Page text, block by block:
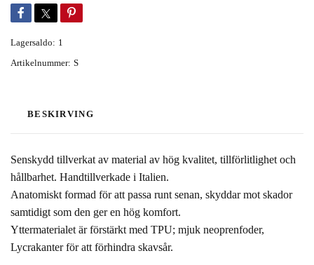
Lagersaldo: 1
Artikelnummer: S
BESKIRVING
Senskydd tillverkat av material av hög kvalitet, tillförlitlighet och
hållbarhet. Handtillverkade i Italien.
Anatomiskt formad för att passa runt senan, skyddar mot skador
samtidigt som den ger en hög komfort.
Yttermaterialet är förstärkt med TPU; mjuk neoprenfoder,
Lycrakanter för att förhindra skavsår.